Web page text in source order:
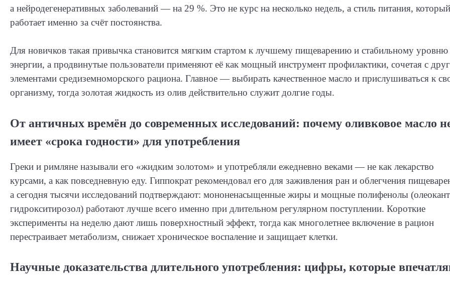
а нейродегенеративных заболеваний — на 29 %. Это не курс на несколько недель, а стиль питания, который
работает именно за счёт постоянства.
Для новичков такая привычка становится мягким стартом к лучшему пищеварению и стабильному уровню
энергии, а продвинутые пользователи применяют её как мощный инструмент профилактики, сочетая с
элементами средиземноморского рациона. Главное — выбирать качественное масло и прислушиваться к
организму, тогда золотая жидкость из олив действительно служит долгие годы.
От античных времён до современных исследований: почему оливковое масло
имеет «срока годности» для употребления
Греки и римляне называли его «жидким золотом» и употребляли ежедневно веками — не как лекарство
курсами, а как повседневную еду. Гиппократ рекомендовал его для заживления ран и облегчения
а сегодня тысячи исследований подтверждают: мононенасыщенные жиры и мощные полифенолы
гидрокситирозол) работают лучше всего именно при длительном регулярном поступлении. Короткие
эксперименты на неделю дают лишь поверхностный эффект, тогда как многолетнее включение в рацион
перестраивает метаболизм, снижает хроническое воспаление и защищает клетки.
Научные доказательства длительного употребления: цифры, которые